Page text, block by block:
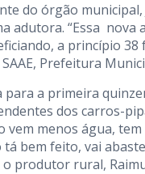
do órgão
adutora. “Essa nova
a princípio
Prefeitura
a primeira
dos carros-
vem menos água,
bem feito, vai
produtor rural,